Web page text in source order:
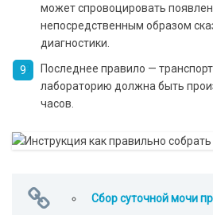
может спровоцировать
непосредственным образом
диагностики.
Последнее правило —
лабораторию должна быть
часов.
Сбор суточной мочи